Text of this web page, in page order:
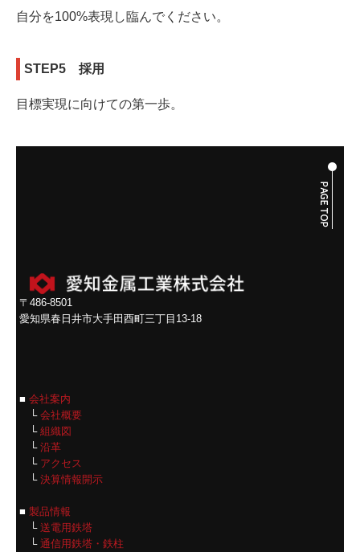
自分を100%表現し臨んでください。
STEP5 採用
目標実現に向けての第一歩。
〒486-8501
愛知県春日井市大手田酉町三丁目13-18
■会社案内
└会社概要
└組織図
└沿革
└ アクセス
└決算情報開示
■製品情報
└送電用鉄塔
└通信用鉄塔・鉄柱